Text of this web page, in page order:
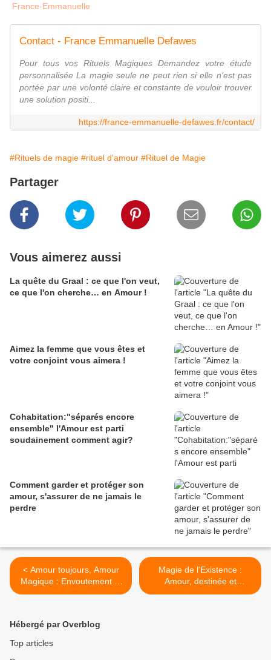
France-Emmanuelle
Contact - France Emmanuelle Defawes
Pour tous vos Rituels Magiques Demandez votre étude
personnalisée La magie seule ne peut rien si elle n'est pas
portée par une volonté claire et constante de vouloir trouver
une solution positi...
https://france-emmanuelle-defawes.fr/contact/
#Rituels de magie #rituel d'amour #Rituel de Magie
Partager
Vous aimerez aussi
La quête du Graal : ce que l'on veut,
ce que l'on cherche… en Amour !
Aimez la femme que vous êtes et
votre conjoint vous aimera !
Cohabitation:"séparés encore
ensemble" l'Amour est parti
soudainement comment agir?
Comment garder et protéger son
amour, s'assurer de ne jamais le
perdre
< Amour toujours, Amour
Magique : Envoutement et
Désenvoutement amoureux
Magie de l'Existence :
Amour, destinée et
construction de soi ! >
Hébergé par Overblog
Top articles